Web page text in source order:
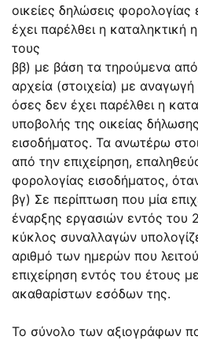
οικείες δηλώσεις φορολογίας
έχει παρέλθει η καταληκτική
τους
ββ) με βάση τα τηρούμενα από
αρχεία (στοιχεία) με αναγωγή
όσες δεν έχει παρέλθει η
υποβολής της οικείας
εισοδήματος. Τα ανωτέρω
από την επιχείρηση,
φορολογίας εισοδήματος,
βγ) Σε περίπτωση που μία
έναρξης εργασιών εντός του
κύκλος συναλλαγών
αριθμό των ημερών που
επιχείρηση εντός του έτους
ακαθαρίστων εσόδων της.
Το σύνολο των αξιογράφων